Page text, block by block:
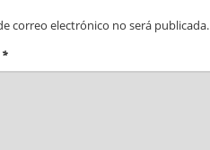
correo electrónico no será publicada.
*